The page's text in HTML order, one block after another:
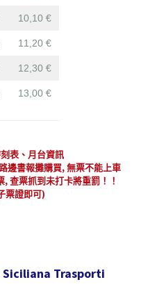
10,10 €
11,20 €
12,30 €
13,00 €
表、月台資訊
邊書報攤購買, 無票不能上車
查票抓到未打卡將重罰！！
票證即可)
Trasporti